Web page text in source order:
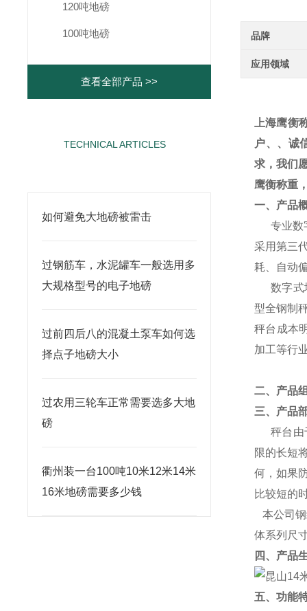
120吨地磅
100吨地磅
查看全部产品 >>
TECHNICAL ARTICLES
如何避免大地磅被雷击
过钢筋车，水泥罐车一般选用多
大规格型号的电子地磅
过前四后八的混凝土泵车如何选
择点子地磅大小
过农用三轮车正常需要选多大地
磅
衢州装一台100吨10米12米14米
16米地磅需要多少钱
品牌
应用领域
上海鹰衡
户、、诚
求，我们
鹰衡称重
一、产品
专业数
采用第三
耗、自动
数字式
型全钢制
秤台成本
加工等行
二、产品
三、产品
秤台由
限的长短
何，如果
比较短的
本公司
体系列尺
四、产品
五、功能